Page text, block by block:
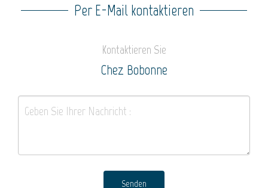
Per E-Mail kontaktieren
Kontaktieren Sie
Chez Bobonne
Senden